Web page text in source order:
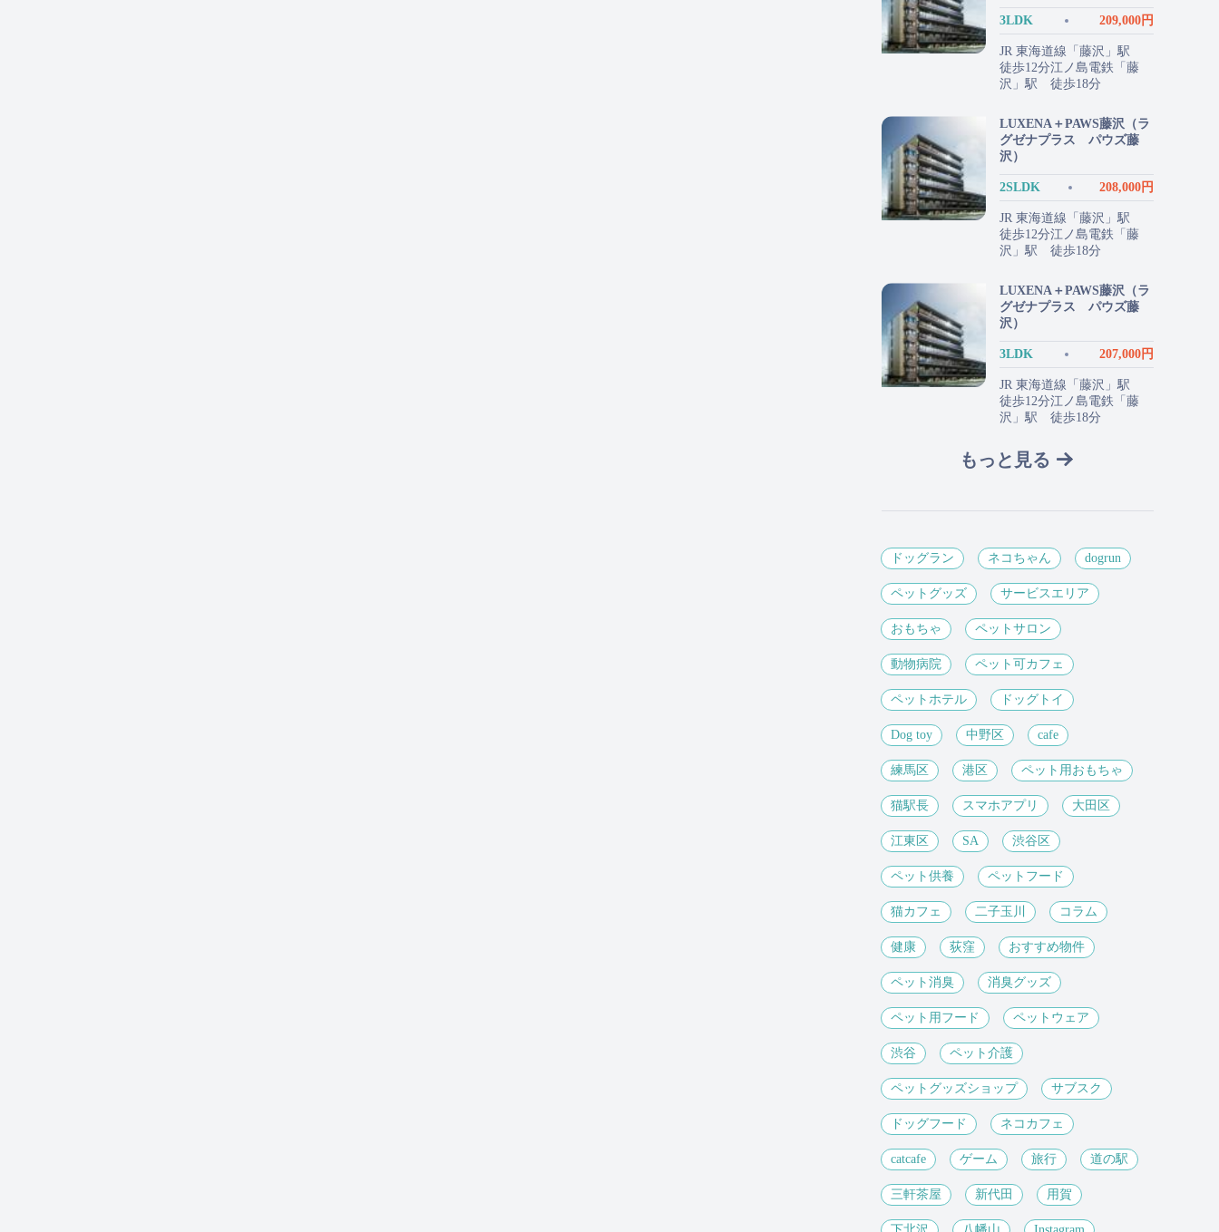
3LDK 209,000円
JR 東海道線「藤沢」駅
徒歩12分江ノ島電鉄「藤
沢」駅 徒歩18分
LUXENA＋PAWS藤沢（ラ
グゼナプラス パウズ藤
沢）
2SLDK 208,000円
JR 東海道線「藤沢」駅
徒歩12分江ノ島電鉄「藤
沢」駅 徒歩18分
LUXENA＋PAWS藤沢（ラ
グゼナプラス パウズ藤
沢）
3LDK 207,000円
JR 東海道線「藤沢」駅
徒歩12分江ノ島電鉄「藤
沢」駅 徒歩18分
もっと見る
ドッグラン ネコちゃん dogrun
ペットグッズ サービスエリア
おもちゃ ペットサロン
動物病院 ペット可カフェ
ペットホテル ドッグトイ
Dog toy 中野区 cafe
練馬区 港区 ペット用おもちゃ
猫駅長 スマホアプリ 大田区
江東区 SA 渋谷区
ペット供養 ペットフード
猫カフェ 二子玉川 コラム
健康 荻窪 おすすめ物件
ペット消臭 消臭グッズ
ペット用フード ペットウェア
渋谷 ペット介護
ペットグッズショップ サブスク
ドッグフード ネコカフェ
catcafe ゲーム 旅行 道の駅
三軒茶屋 新代田 用賀